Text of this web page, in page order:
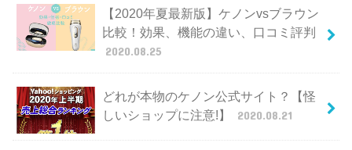
【2020年夏最新版】ケノンvsブラウン
比較！効果、機能の違い、口コミ評判
2020.08.25
どれが本物のケノン公式サイト？【怪
しいショップに注意!】
2020.08.21